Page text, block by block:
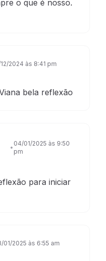
o que é nosso.
2024 às 8:41 pm
bela reflexão
•
04/01/2025 às 9:50
pm
para iniciar
01/2025 às 6:55 am